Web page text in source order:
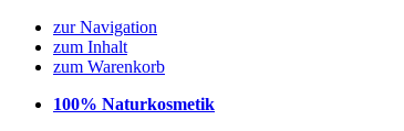
zur Navigation
zum Inhalt
zum Warenkorb
100% Naturkosmetik